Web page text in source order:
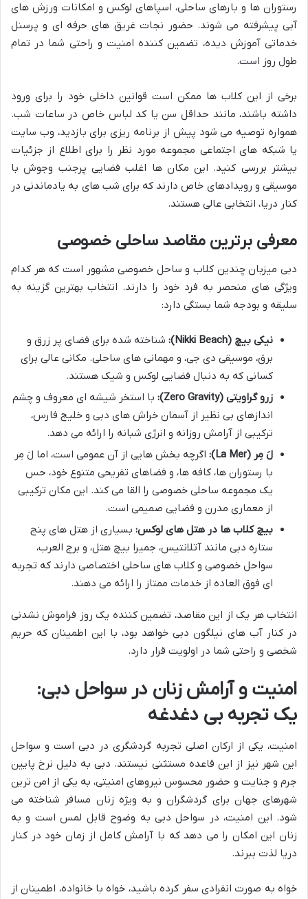
رستوران ها و بارهای ساحلی، اسپاهای لوکس و امکانات ورزش های
آبی پیشرفته می شوند. حضور نجات غریق های حرفه ای و پرسنل
خدماتی آموزش دیده، تضمین کننده امنیت و راحتی شما در تمام
طول روز است.
برخی از این کلاب ها ممکن است قوانین داخلی خود را برای ورود
داشته باشند، مانند حداقل سن یا کد لباس خاص در ساعات شب.
همواره توصیه می شود پیش از برنامه ریزی برای بازدید، وب سایت
یا شبکه های اجتماعی مجموعه مورد نظر را برای اطلاع از جزئیات
بیشتر بررسی کنید. این مکان ها اغلب فضایی پرجنب وجوش با
موسیقی و رویدادهای خاص دارند که برای شب های به یادماندنی در
کنار دریا، انتخابی عالی هستند.
معرفی برترین مقاصد ساحلی خصوصی
دبی میزبان چندین کلاب و ساحل خصوصی مشهور است که هر کدام
ویژگی های منحصر به فرد خود را دارند. انتخاب بهترین گزینه به
سلیقه و بودجه شما بستگی دارد:
نیکی بیچ (Nikki Beach):
شناخته شده برای فضای پر زرق و
برق، موسیقی دی جی، و مهمانی های ساحلی. مکانی عالی برای
کسانی که به دنبال فضایی لوکس و شیک هستند.
زرو گراویتی (Zero Gravity):
با استخر شیشه ای معروف و چشم
اندازهای بی نظیر از آسمان خراش های دبی و خلیج فارس،
ترکیبی از آرامش روزانه و انرژی شبانه را ارائه می دهد.
لَ مِر (La Mer):
اگرچه بخش هایی از آن عمومی است، اما لَ مِر
با رستوران ها، کافه ها، و فضاهای تفریحی متنوع خود، حس
یک مجموعه ساحلی خصوصی را القا می کند. این مکان ترکیبی
از معماری مدرن و فضایی صمیمی است.
بیچ کلاب ها در هتل های لوکس: بسیاری از هتل های پنج
ستاره دبی مانند آتلانتیس، جمیرا بیچ هتل، و برج العرب،
سواحل خصوصی و کلاب های ساحلی اختصاصی دارند که تجربه
ای فوق العاده از خدمات ممتاز را ارائه می دهند.
انتخاب هر یک از این مقاصد، تضمین کننده یک روز فراموش نشدنی
در کنار آب های نیلگون دبی خواهد بود، با این اطمینان که حریم
شخصی و راحتی شما در اولویت قرار دارد.
امنیت و آرامش زنان در سواحل دبی:
یک تجربه بی دغدغه
امنیت، یکی از ارکان اصلی تجربه گردشگری در دبی است و سواحل
این شهر نیز از این قاعده مستثنی نیستند. دبی به دلیل نرخ پایین
جرم و جنایت و حضور محسوس نیروهای امنیتی، به یکی از امن ترین
شهرهای جهان برای گردشگران و به ویژه زنان مسافر شناخته می
شود. این امنیت، در سواحل دبی به وضوح قابل لمس است و به
زنان این امکان را می دهد که با آرامش کامل از زمان خود در کنار
دریا لذت ببرند.
خواه به صورت انفرادی سفر کرده باشید، خواه با خانواده، اطمینان از